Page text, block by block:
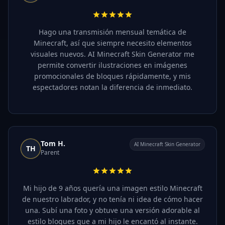
Hago una transmisión mensual temática de
Minecraft, así que siempre necesito elementos
visuales nuevos. AI Minecraft Skin Generator me
permite convertir ilustraciones en imágenes
promocionales de bloques rápidamente, y mis
espectadores notan la diferencia de inmediato.
TH
Tom H.
Parent
AI Minecraft Skin Generator
Mi hijo de 9 años quería una imagen estilo Minecraft
de nuestro labrador, y no tenía ni idea de cómo hacer
una. Subí una foto y obtuve una versión adorable al
estilo bloques que a mi hijo le encantó al instante.